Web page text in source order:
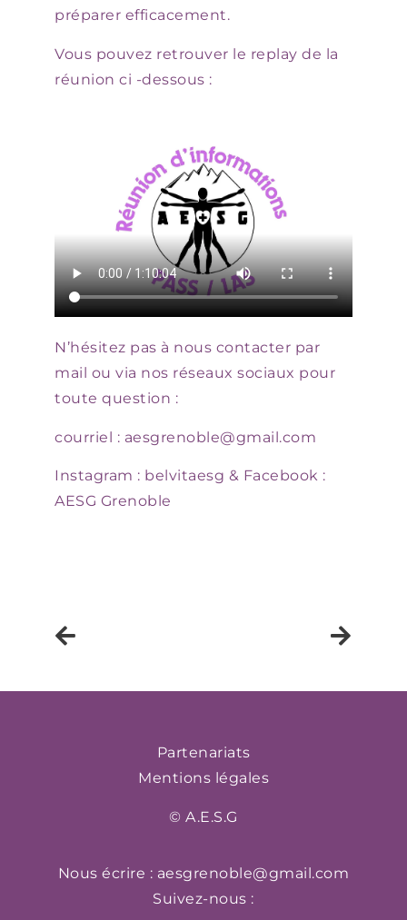
préparer efficacement.
Vous pouvez retrouver le replay de la
réunion ci -dessous :
N’hésitez pas à nous contacter par
mail ou via nos réseaux sociaux pour
toute question :
courriel : aesgrenoble@gmail.com
Instagram : belvitaesg & Facebook :
AESG Grenoble
Nous écrire : aesgrenoble@gmail.com
Suivez-nous :
Partenariats
Mentions légales
© A.E.S.G